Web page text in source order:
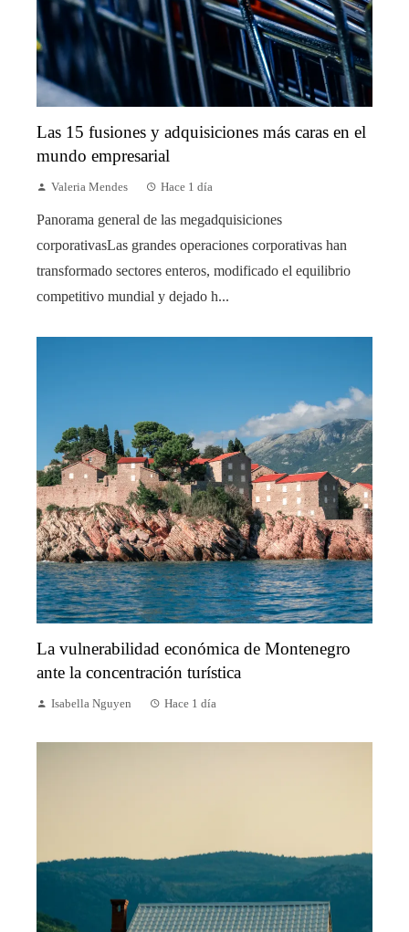
Las 15 fusiones y adquisiciones más caras en el
mundo empresarial
Valeria Mendes Hace 1 día
Panorama general de las megadquisiciones
corporativasLas grandes operaciones corporativas han
transformado sectores enteros, modificado el equilibrio
competitivo mundial y dejado h...
La vulnerabilidad económica de Montenegro
ante la concentración turística
Isabella Nguyen Hace 1 día